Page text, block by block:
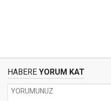
HABERE YORUM KAT